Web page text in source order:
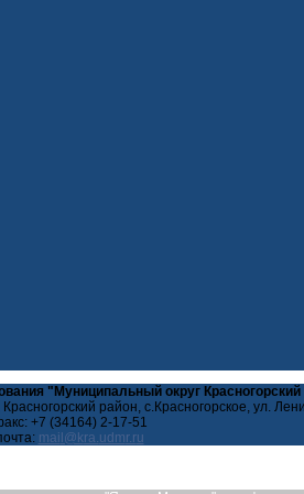
"Муниципальный округ
район, с.Красногорское, ул.
+7 (34164) 2-17-51